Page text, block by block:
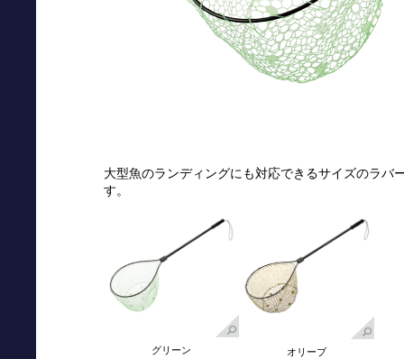
大型魚のランディングにも対応できるサイズのラ
す。
グリーン オリーブ